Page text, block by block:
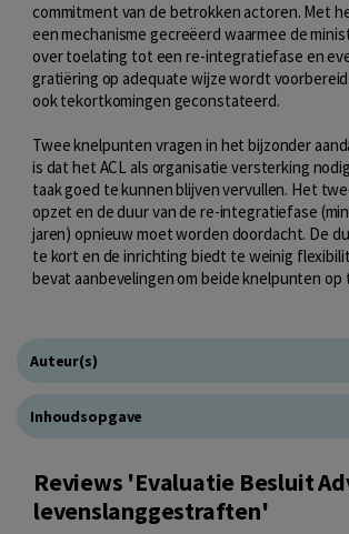
commitment van de betrokken actoren. Met
een mechanisme gecreëerd waarmee de
over toelating tot een re-integratiefase en
gratiëring op adequate wijze wordt
ook tekortkomingen geconstateerd.
Twee knelpunten vragen in het bijzonder
is dat het ACL als organisatie versterking
taak goed te kunnen blijven vervullen. Het
opzet en de duur van de re-integratiefase
jaren) opnieuw moet worden doordacht. De
te kort en de inrichting biedt te weinig
bevat aanbevelingen om beide knelpunten op
Auteur(s)
Inhoudsopgave
Reviews 'Evaluatie Besluit
levenslanggestraften'